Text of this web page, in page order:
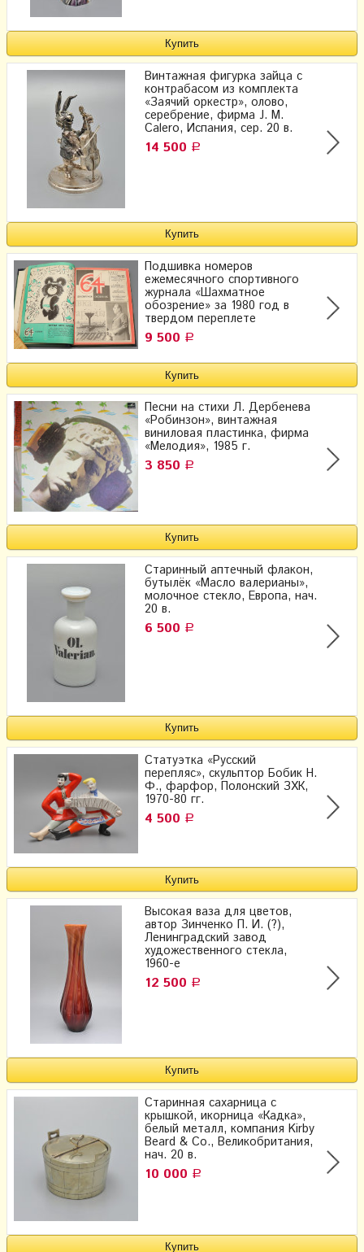
Винтажная фигурка зайца с
контрабасом из комплекта
«Заячий оркестр», олово,
серебрение, фирма J. M.
Calero, Испания, сер. 20 в.
14 500 Р
Подшивка номеров
ежемесячного спортивного
журнала «Шахматное
обозрение» за 1980 год в
твердом переплете
9 500 Р
Песни на стихи Л. Дербенева
«Робинзон», винтажная
виниловая пластинка, фирма
«Мелодия», 1985 г.
3 850 Р
Старинный аптечный флакон,
бутылёк «Масло валерианы»,
молочное стекло, Европа, нач.
20 в.
6 500 Р
Статуэтка «Русский
перепляс», скульптор Бобик Н.
Ф., фарфор, Полонский ЗХК,
1970-80 гг.
4 500 Р
Высокая ваза для цветов,
автор Зинченко П. И. (?),
Ленинградский завод
художественного стекла,
1960-е
12 500 Р
Старинная сахарница с
крышкой, икорница «Кадка»,
белый металл, компания Kirby
Beard & Co., Великобритания,
нач. 20 в.
10 000 Р